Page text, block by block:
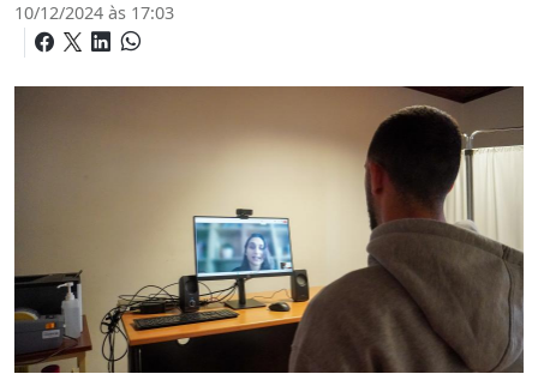
10/12/2024 às 17:03